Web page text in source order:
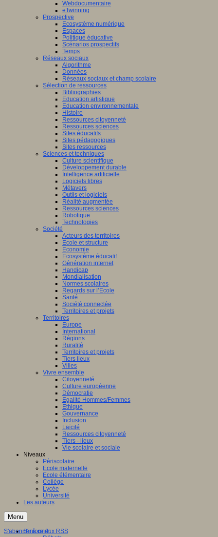
Webdocumentaire
eTwinning
Prospective
Ecosystème numérique
Espaces
Politique éducative
Scénarios prospectifs
Temps
Réseaux sociaux
Algorithme
Données
Réseaux sociaux et champ scolaire
Sélection de ressources
Bibliographies
Education artistique
Education environnementale
Histoire
Ressources citoyenneté
Ressources sciences
Sites éducatifs
Sites pédagogiques
Sites ressources
Sciences et techniques
Culture scientifique
Développement durable
Intelligence artificielle
Logiciels libres
Métavers
Outils et logiciels
Réalité augmentée
Ressources sciences
Robotique
Technologies
Société
Acteurs des territoires
Ecole et structure
Economie
Ecosystème éducatif
Génération internet
Handicap
Mondialisation
Normes scolaires
Regards sur l’Ecole
Santé
Société connectée
Territoires et projets
Territoires
Europe
International
Régions
Ruralité
Territoires et projets
Tiers lieux
Villes
Vivre ensemble
Citoyenneté
Culture européenne
Démocratie
Egalité Hommes/Femmes
Ethique
Gouvernance
Inclusion
Laïcité
Ressources citoyenneté
Tiers - lieux
Vie scolaire et sociale
Niveaux
Périscolaire
Ecole maternelle
Ecole élémentaire
Collège
Lycée
Université
Les auteurs
Menu
S'informer
S'abonner à ce flux RSS